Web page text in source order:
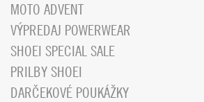
MOTO ADVENT
VÝPREDAJ POWERWEAR
SHOEI SPECIAL SALE
PRILBY SHOEI
DARČEKOVÉ POUKÁŽKY